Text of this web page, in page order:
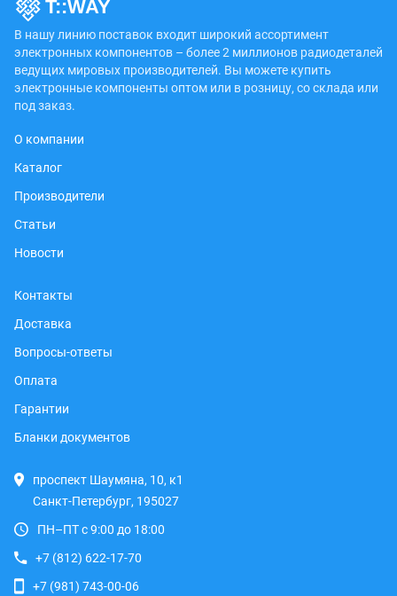
В нашу линию поставок входит широкий ассортимент
электронных компонентов – более 2 миллионов радиодеталей
ведущих мировых производителей. Вы можете купить
электронные компоненты оптом или в розницу, со склада или
под заказ.
О компании
Каталог
Производители
Статьи
Новости
Контакты
Доставка
Вопросы-ответы
Оплата
Гарантии
Бланки документов
проспект Шаумяна, 10, к1
Санкт-Петербург, 195027
ПН–ПТ с 9:00 до 18:00
+7 (812) 622-17-70
+7 (981) 743-00-06